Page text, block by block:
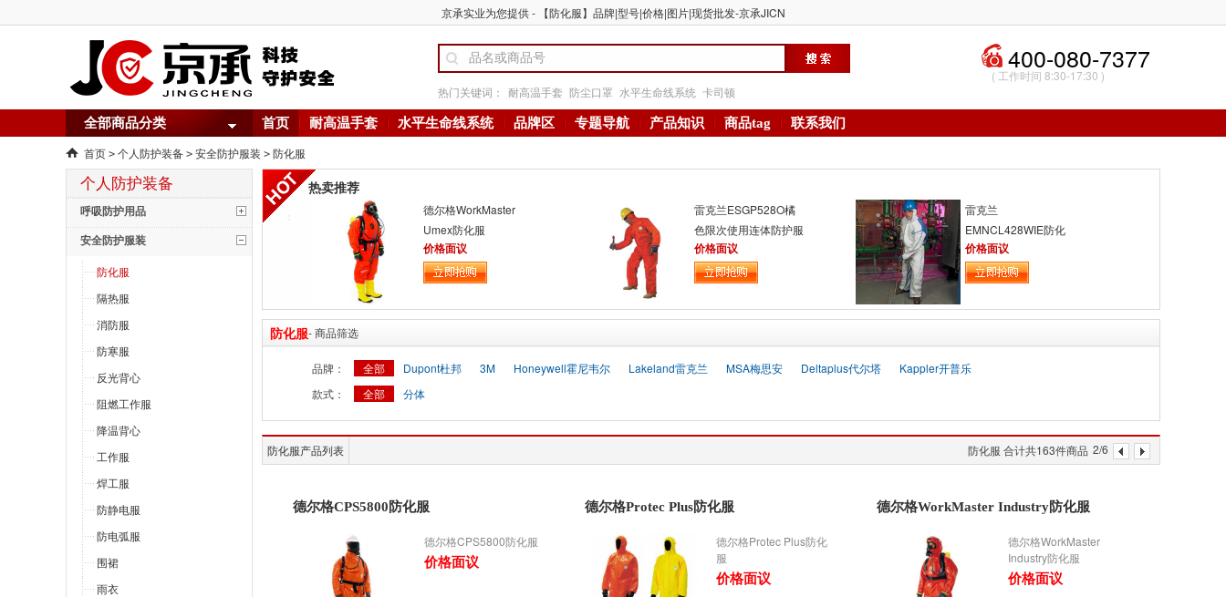
京承实业为您提供 - 【防化服】品牌|型号|价格|图片|现货批发-京承JICN
热门关键词： 耐高温手套 防尘口罩 水平生命线系统 卡司顿
400-080-7377
( 工作时间 8:30-17:30 )
全部商品分类 首页 耐高温手套 水平生命线系统 品牌区 专题导航 产品知识 商品tag 联系我们
首页 > 个人防护装备 > 安全防护服装 > 防化服
个人防护装备
呼吸防护用品
安全防护服装
防化服
隔热服
消防服
防寒服
反光背心
阻燃工作服
降温背心
工作服
焊工服
防静电服
防电弧服
围裙
雨衣
热卖推荐
德尔格WorkMaster
Umex防化服
价格面议
雷克兰ESGP528O橘
色限次使用连体防护服
价格面议
雷克兰
EMNCL428WIE防化
服
价格面议
防化服- 商品筛选
品牌： 全部 Dupont杜邦 3M Honeywell霍尼韦尔 Lakeland雷克兰 MSA梅思安 Deltaplus代尔塔
Kappler开普乐
款式：
全部 分体
防化服产品列表 防化服 合计共163件商品 2/6
德尔格CPS5800防化服
德尔格CPS5800防化服
价格面议
德尔格Protec Plus防化服
德尔格Protec Plus防化
服
价格面议
德尔格WorkMaster Industry防化服
德尔格WorkMaster
Industry防化服
价格面议